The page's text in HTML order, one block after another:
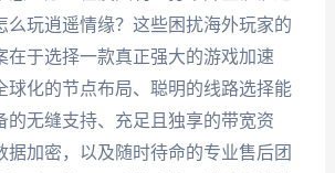
么玩逍遥情缘？这些困扰海外玩家的
在于选择一款真正强大的游戏加速
球化的节点布局、聪明的线路选择能
的无缝支持、充足且独享的带宽资
据加密，以及随时待命的专业售后团